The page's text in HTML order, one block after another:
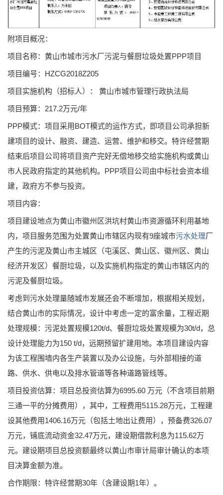
附项目概况：
项目名称：黄山市城市污水厂污泥与餐厨垃圾处置PPP项目
项目编号：HZCG2018Z205
项目实施机构（招标人）： 黄山市城市管理行政执法局
项目预算：217.2万元/年
PPP模式：项目采用BOT模式的运作方式，即项目公司承担新
建项目的设计、融资、建造、运营、维护和移交。特许经营期
结束后项目公司将项目资产完好无偿地移交给实施机构或黄山
市人民政府指定的其他机构。PPP项目公司由中标社会资本组
建，政府方不参与投资。
项目内容：
项目建设地点为黄山市徽州区洪坑村黄山市资源循环利用基地
内，项目服务范围为处置黄山市辖区内现有9座城市污水处理厂
产生的污泥及黄山市主城区（屯溪区、黄山区、徽州区、黄山
经济开发区）餐厨垃圾，以及实施机构指定的黄山市辖区内的
污泥及餐厨垃圾。
考虑到污水处理量随城市发展还会不断增加，根据相关规划，
结合黄山市的实际情况，设计中考虑一定的富余量，工程近期
处理规模：污泥处置规模120t/d、餐厨垃圾处置规模为30t/d，总
设计处理能力为150 t/d，远期预留扩建用地。本项目建设内容
为该工程围墙内各生产装置以及办公设施，与外部相接的道
路、供水、供电以及排水管道等各种道路管线等。
项目投资估算：项目总投资估算为6995.60 万元（不含项目前期
三通一平的分摊费用），其中，工程费用5115.28万元，工程建
设其他费用1406.16万元（包括土地出让费用），预备费326.07
万元，铺底流动资金32.47万元，建设期借款利息为115.62万
元。建设期项目总投资额最终以黄山市审计局审计确认的本项
目决算金额为准。
合作期限：特许经营期30年（含建设期1年）。